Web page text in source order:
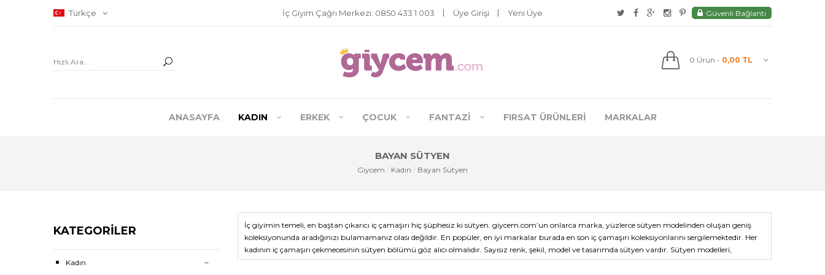
Türkçe İç Giyim Çağrı Merkezi: 0850 433 1 003 Üye Girişi Yeni Üye Güvenli Bağlantı
0 Ürün - 0,00 TL
ANASAYFA KADIN ERKEK ÇOCUK FANTAZI FIRSAT ÜRÜNLERI MARKALAR
BAYAN SÜTYEN
Giycem / Kadın / Bayan Sütyen
KATEGORILER
Kadın
İç giyimin temeli, en baştan çıkarıcı iç çamaşırı hiç şüphesiz ki sütyen. giycem.com’un onlarca marka, yüzlerce sütyen modelinden oluşan geniş
koleksiyonunda aradığınızı bulamamanız olası değildir. En popüler, en iyi markalar burada en son iç çamaşırı koleksiyonlarını sergilemektedir. Her
kadının iç çamaşırı çekmecesinin sütyen bölümü göz alıcı olmalıdır. Sayısız renk, şekil, model ve tasarımda sütyen vardır. Sütyen modelleri,
mükemmel bir seçim gerektirir. Sıkan, tam oturmayan, vücudunuzun bir parçası gibi hissettirmeyen sütyenler hayatınızı cehenneme çevirebilir.